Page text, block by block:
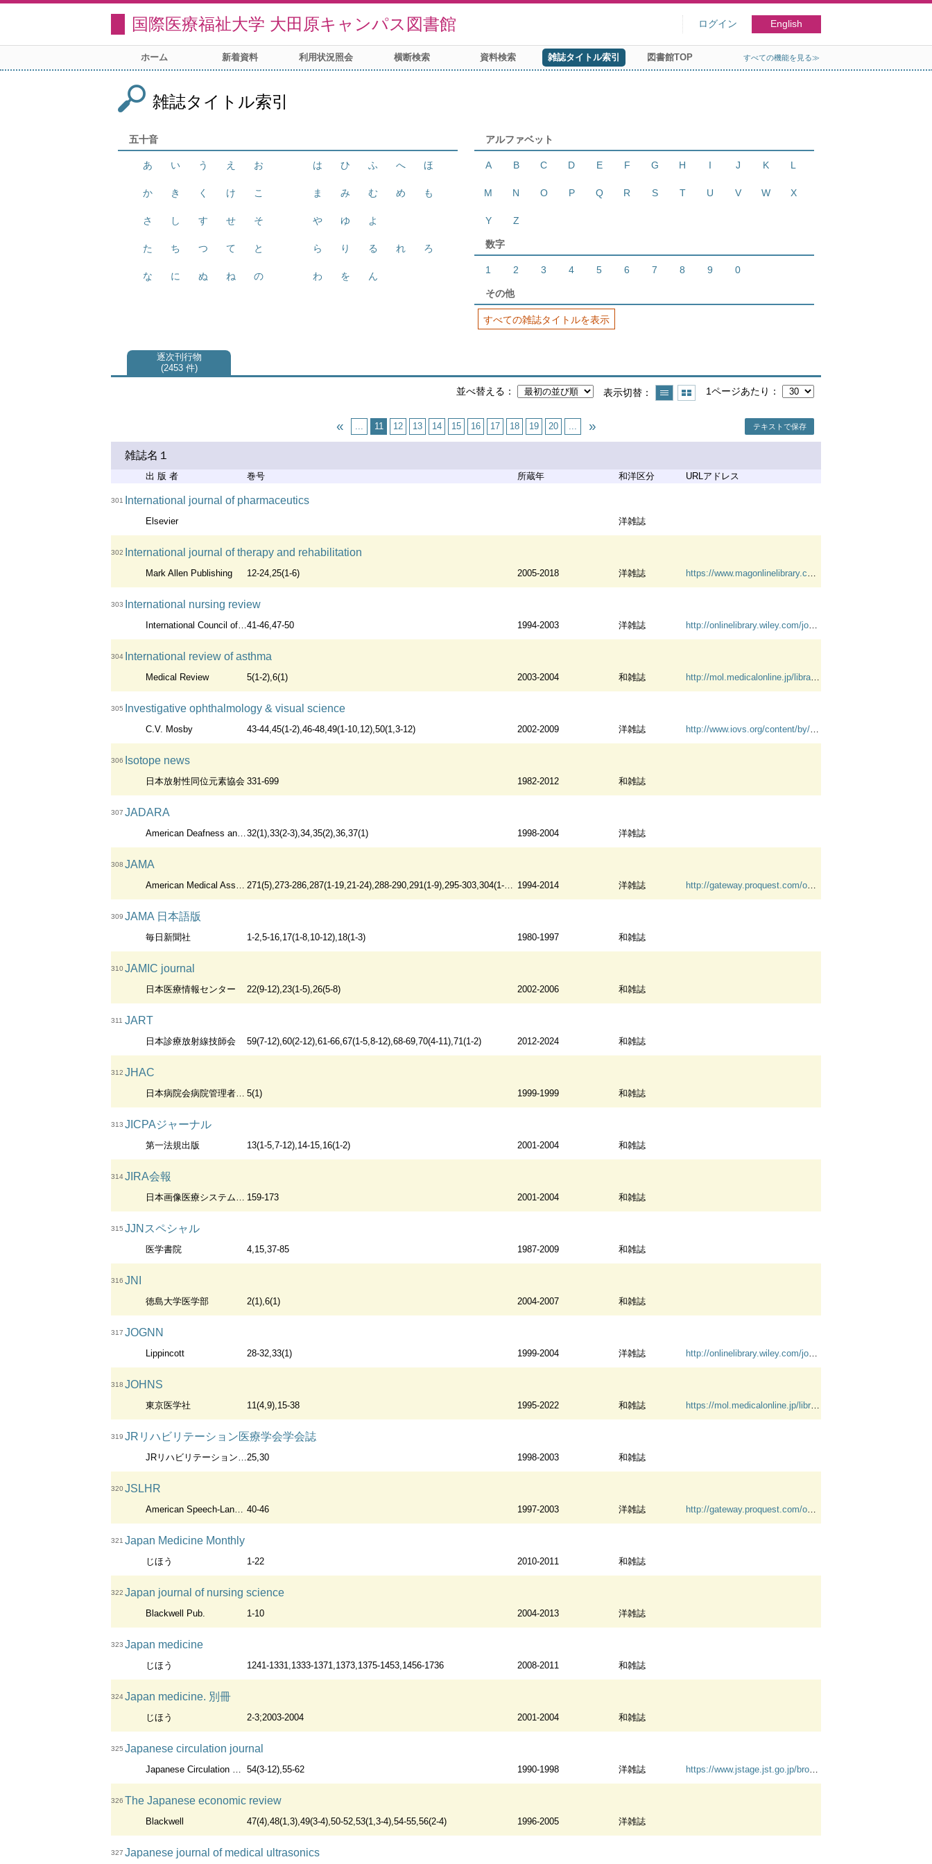
国際医療福祉大学 大田原キャンパス図書館 ログイン English
ホーム 新着資料 利用状況照会 横断検索 資料検索 雑誌タイトル索引 図書館TOP すべての機能を見る≫
雑誌タイトル索引
五十音
あ い う え お
か き く け こ
さ し す せ そ
た ち つ て と
な に ぬ ね の
は ひ ふ へ ほ
ま み む め も
や ゆ よ
ら り る れ ろ
わ を ん
アルファベット
A B C D E F G H I J K L
M N O P Q R S T U V W X
Y Z
数字
1 2 3 4 5 6 7 8 9 0
その他
すべての雑誌タイトルを表示
逐次刊行物
2453 件
並べ替える 表示切替 1ページあたり
... 11 12 13 14 15 16 17 18 19 20 ... テキストで保存
雑誌名１
出 版 者 巻号 所蔵年 和洋区分 URLアドレス
301 International journal of pharmaceutics
Elsevier 洋雑誌
302 International journal of therapy and rehabilitation
Mark Allen Publishing 12-24,25(1-6) 2005-2018 洋雑誌 https://www.magonlinelibrary.com/journal/ijtr
303 International nursing review
International Council of Nurses 41-46,47-50 1994-2003 洋雑誌 http://onlinelibrary.wiley.com/journal/10.1111/(ISSN)1466-7657;jsessionid=D65AEE1AA396DD193EFF7AA4E72DD79C.f04t02
304 International review of asthma
Medical Review 5(1-2),6(1) 2003-2004 和雑誌 http://mol.medicalonline.jp/library/archive/select?jo=ai1asthd
305 Investigative ophthalmology & visual science
C.V. Mosby 43-44,45(1-2),46-48,49(1-10,12),50(1,3-12) 2002-2009 洋雑誌 http://www.iovs.org/content/by/year
306 Isotope news
日本放射性同位元素協会 331-699 1982-2012 和雑誌
307 JADARA
American Deafness and Rehabilitation Association 32(1),33(2-3),34,35(2),36,37(1) 1998-2004 洋雑誌
308 JAMA
American Medical Association 271(5),273-286,287(1-19,21-24),288-290,291(1-9),295-303,304(1-22,24),305-310,311(1-8) 1994-2014 洋雑誌 http://gateway.proquest.com/openurl?url_ver=Z39.88-2004&res_dat=xri:pqm&rft_val_fmt=info:ofi/fmt:kev:mtx:journal&genre=journal&req_dat=xri:pqil:pq_clntid=45634&svc_dat=xri:pqil:context=title&rft_dat=xri:pqd:PMID=42339
309 JAMA 日本語版
毎日新聞社 1-2,5-16,17(1-8,10-12),18(1-3) 1980-1997 和雑誌
310 JAMIC journal
日本医療情報センター 22(9-12),23(1-5),26(5-8) 2002-2006 和雑誌
311 JART
日本診療放射線技師会 59(7-12),60(2-12),61-66,67(1-5,8-12),68-69,70(4-11),71(1-2) 2012-2024 和雑誌
312 JHAC
日本病院会病院管理者協議会 5(1) 1999-1999 和雑誌
313 JICPAジャーナル
第一法規出版 13(1-5,7-12),14-15,16(1-2) 2001-2004 和雑誌
314JIRA会報
日本画像医療システム工業会 159-173 2001-2004 和雑誌
315 JJNスペシャル
医学書院 4,15,37-85 1987-2009 和雑誌
316 JNI
徳島大学医学部 2(1),6(1) 2004-2007 和雑誌
317 JOGNN
Lippincott 28-32,33(1) 1999-2004 洋雑誌 http://onlinelibrary.wiley.com/journal/10.1111/(ISSN)1552-6909
318 JOHNS
東京医学社 11(4,9),15-38 1995-2022 和雑誌 https://mol.medicalonline.jp/library/archive/select?jo=aq9johne&UserID=210.249.174.18
319 JRリハビリテーション医療学会学会誌
JRリハビリテーション医療協会 25,30 1998-2003 和雑誌
320 JSLHR
American Speech-Language-Hearing Association 40-46 1997-2003 洋雑誌 http://gateway.proquest.com/openurl?url_ver=Z39.88-2004&res_dat=xri:pqm&rft_val_fmt=info:ofi/fmt:kev:mtx:journal&genre=journal&req_dat=xri:pqil:pq_clntid=45634&svc_dat=xri:pqil:context=title&rft_dat=xri:pqd:PMID=7051
321 Japan Medicine Monthly
じほう 1-22 2010-2011 和雑誌
322 Japan journal of nursing science
Blackwell Pub. 1-10 2004-2013 洋雑誌
323 Japan medicine
じほう 1241-1331,1333-1371,1373,1375-1453,1456-1736 2008-2011 和雑誌
324Japan medicine. 別冊
じほう 2-3;2003-2004 2001-2004 和雑誌
325 Japanese circulation journal
Japanese Circulation Society 54(3-12),55-62 1990-1998 洋雑誌 https://www.jstage.jst.go.jp/browse/jcj/-char/ja/
326 The Japanese economic review
Blackwell 47(4),48(1,3),49(3-4),50-52,53(1,3-4),54-55,56(2-4) 1996-2005 洋雑誌
327 Japanese journal of medical ultrasonics